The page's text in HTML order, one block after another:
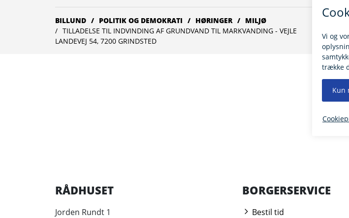
BILLUND POLITIK OG DEMOKRATI HØRINGER
MILJØ
TILLADELSE TIL INDVINDING AF GRUNDVAND TIL MARKVANDING - VEJLE
LANDEVEJ 54, 7200 GRINDSTED
RÅDHUSET
Jorden Rundt 1
BORGERSERVICE
Bestil tid